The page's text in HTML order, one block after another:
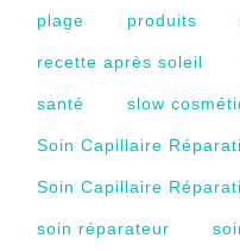
plage produits
recette après soleil
santé slow
Soin Capillaire
Soin Capillaire
soin réparateur